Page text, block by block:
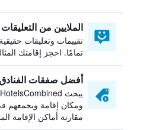
الملايين من التعليقات
تقييمات وتعليقات
تمامًا. احجز إقامتك
أفضل صفقات
ومكان إقامة
مقارنة أماكن الإقامة